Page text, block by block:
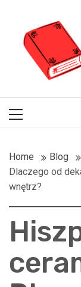
content
Menu
Home Blog
Dlaczego od
wnętrz?